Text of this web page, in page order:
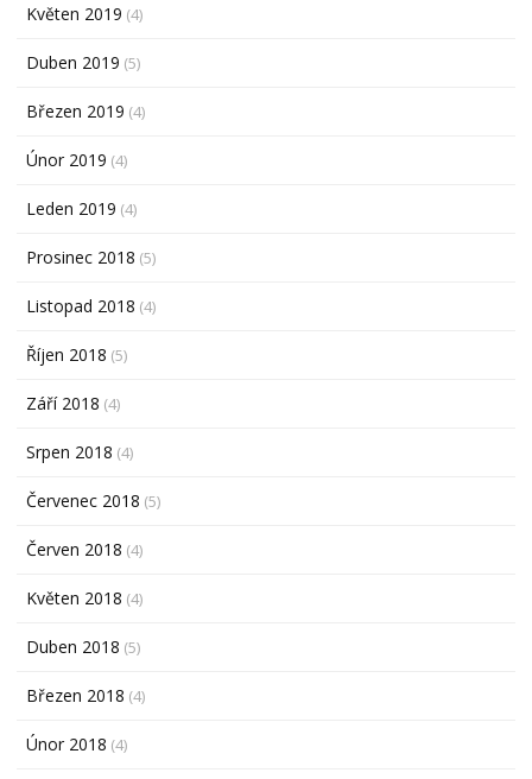
Květen 2019 (4)
Duben 2019 (5)
Březen 2019 (4)
Únor 2019 (4)
Leden 2019 (4)
Prosinec 2018 (5)
Listopad 2018 (4)
Říjen 2018 (5)
Září 2018 (4)
Srpen 2018 (4)
Červenec 2018 (5)
Červen 2018 (4)
Květen 2018 (4)
Duben 2018 (5)
Březen 2018 (4)
Únor 2018 (4)